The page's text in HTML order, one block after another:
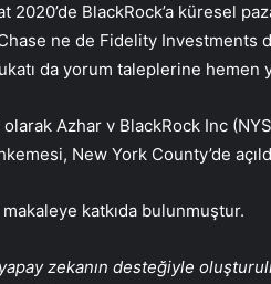
2020’de BlackRock’a küresel
ne de Fidelity Investments
da yorum taleplerine hemen
Azhar v BlackRock Inc
New York County’de
katkıda bulunmuştur.
zekanın desteğiyle